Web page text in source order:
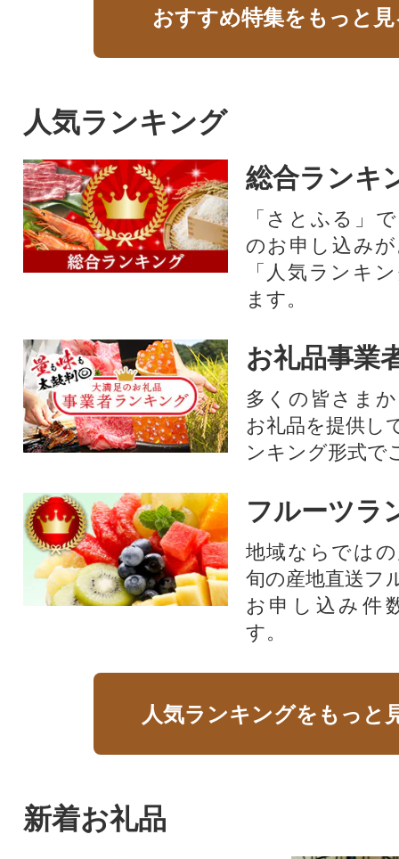
おすすめ特集をもっと
人気ランキング
総合ランキ
「さとふる」
のお申し込み
「人気ランキ
ます。
お礼品事業
多くの皆さま
お礼品を提供し
ンキング形式で
フルーツラ
地域ならでは
旬の産地直送フ
お申し込み件
す。
人気ランキングをもっと
新着お礼品